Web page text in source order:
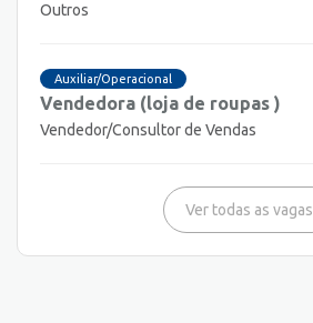
Outros
Auxiliar/Operacional
Vendedora (loja de roupas )
Vendedor/Consultor de Vendas
Ver todas as vagas